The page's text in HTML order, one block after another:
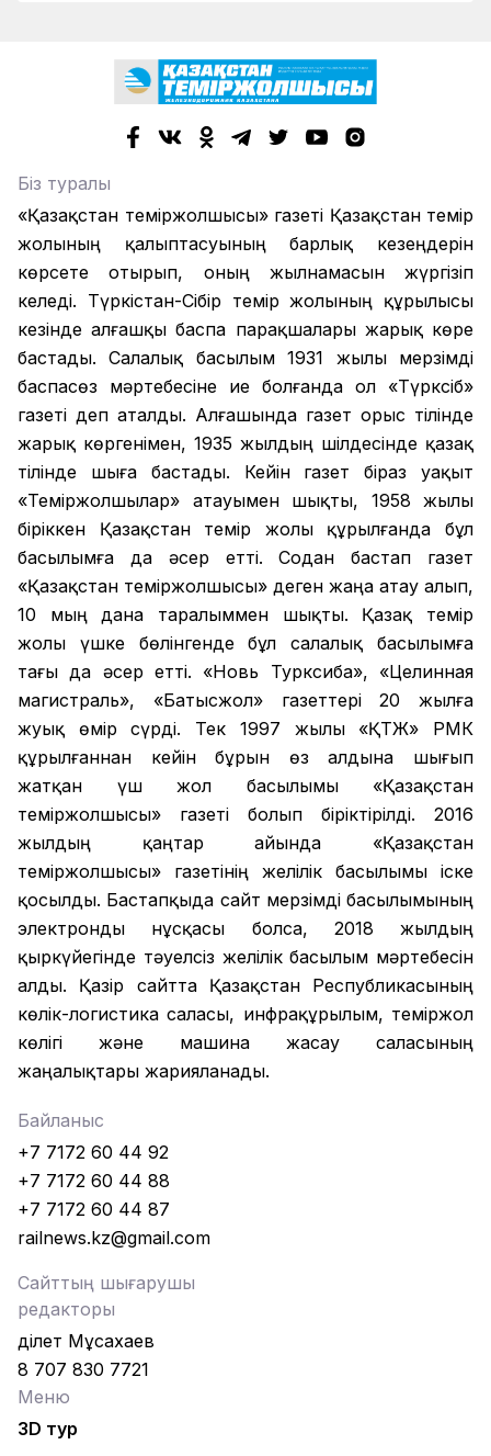
Біз туралы
«Қазақстан теміржолшысы» газеті Қазақстан темір
жолының қалыптасуының барлық кезеңдерін
көрсете отырып, оның жылнамасын жүргізіп
келеді. Түркістан-Сібір темір жолының құрылысы
кезінде алғашқы баспа парақшалары жарық көре
бастады. Салалық басылым 1931 жылы мерзімді
баспасөз мәртебесіне ие болғанда ол «Түрксіб»
газеті деп аталды. Алғашында газет орыс тілінде
жарық көргенімен, 1935 жылдың шілдесінде қазақ
тілінде шыға бастады. Кейін газет біраз уақыт
«Теміржолшылар» атауымен шықты, 1958 жылы
біріккен Қазақстан темір жолы құрылғанда бұл
басылымға да әсер етті. Содан бастап газет
«Қазақстан теміржолшысы» деген жаңа атау алып,
10 мың дана таралыммен шықты. Қазақ темір
жолы үшке бөлінгенде бұл салалық басылымға
тағы да әсер етті. «Новь Турксиба», «Целинная
магистраль», «Батысжол» газеттері 20 жылға
жуық өмір сүрді. Тек 1997 жылы «ҚТЖ» РМК
құрылғаннан кейін бұрын өз алдына шығып
жатқан үш жол басылымы «Қазақстан
теміржолшысы» газеті болып біріктірілді. 2016
жылдың қаңтар айында «Қазақстан
теміржолшысы» газетінің желілік басылымы іске
қосылды. Бастапқыда сайт мерзімді басылымының
электронды нұсқасы болса, 2018 жылдың
қыркүйегінде тәуелсіз желілік басылым мәртебесін
алды. Қазір сайтта Қазақстан Республикасының
көлік-логистика саласы, инфрақұрылым, теміржол
көлігі және машина жасау саласының
жаңалықтары жарияланады.
Байланыс
+7 7172 60 44 92
+7 7172 60 44 88
+7 7172 60 44 87
railnews.kz@gmail.com
Сайттың шығарушы
редакторы
Әділет Мұсахаев
8 707 830 7721
Меню
3D тур